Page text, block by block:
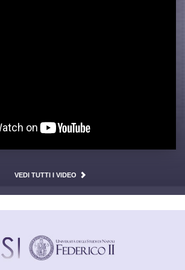
VEDI TUTTI I VIDEO